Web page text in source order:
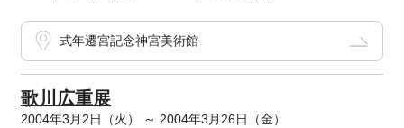
式年遷宮記念神宮美術館
歌川広重展
2004年3月2日（火） ～ 2004年3月26日（金）